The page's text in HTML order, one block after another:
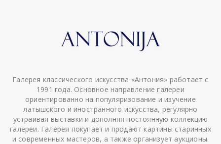
Галерея классического искусства «Антония» работает с
1991 года. Основное направление галереи
ориентированно на популяризование и изучение
латышского и иностранного искусства, регулярно
устраивая выставки и дополняя постоянную коллекцию
галереи. Галерея покупает и продают картины старинных
и современных мастеров, а также организует аукционы.